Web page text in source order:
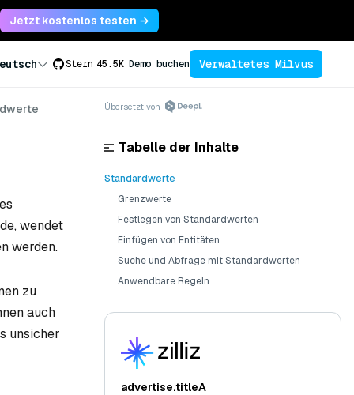
Jetzt kostenlos testen →
Stern 45.5K Demo buchen Verwaltetes Milvus
wendet
werden.
zu
auch
unsicher
Übersetzt von
Tabelle der Inhalte
Standardwerte
Grenzwerte
Festlegen von Standardwerten
Einfügen von Entitäten
Suche und Abfrage mit Standardwerten
Anwendbare Regeln
advertise.titleA